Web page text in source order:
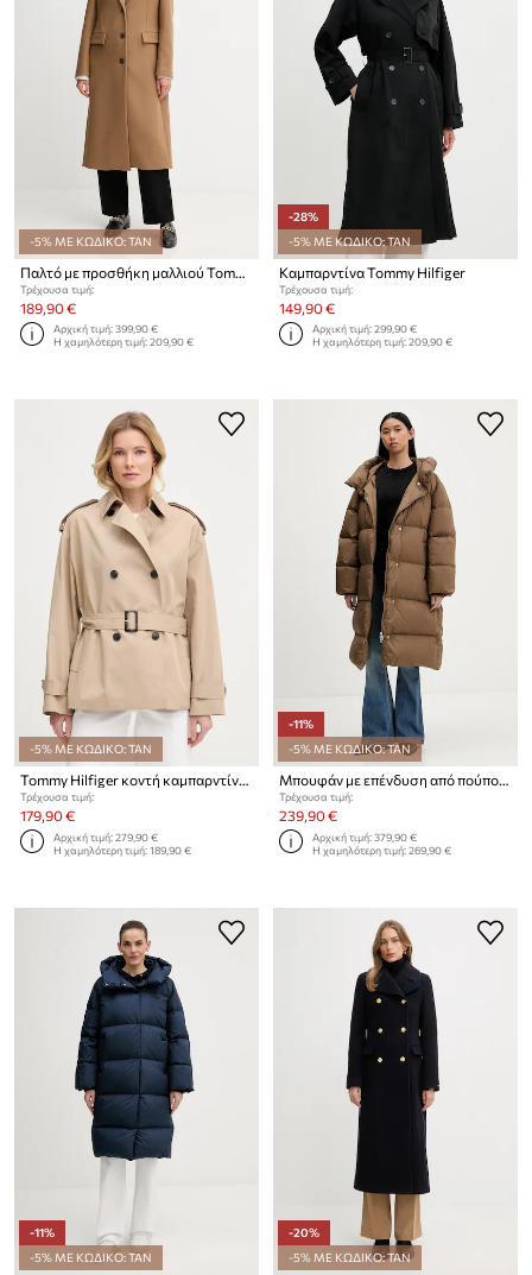
-5% ΜΕ ΚΩΔΙΚΟ: TAN
Παλτό με προσθήκη μαλλιού Tommy Hilfiger
Τρέχουσα τιμή:
189,90 €
Αρχική τιμή:399,90 €
Η χαμηλότερη τιμή:209,90 €
-28%
-5% ΜΕ ΚΩΔΙΚΟ: TAN
Καμπαρντίνα Tommy Hilfiger
Τρέχουσα τιμή:
149,90 €
Αρχική τιμή:299,90 €
Η χαμηλότερη τιμή:209,90 €
-5% ΜΕ ΚΩΔΙΚΟ: TAN
Tommy Hilfiger κοντή καμπαρντίνα γυναικεία βαμβακερή
Τρέχουσα τιμή:
179,90 €
Αρχική τιμή:279,90 €
Η χαμηλότερη τιμή:189,90 €
-11%
-5% ΜΕ ΚΩΔΙΚΟ: TAN
Μπουφάν με επένδυση από πούπουλα Tommy Hilfiger
Τρέχουσα τιμή:
239,90 €
Αρχική τιμή:379,90 €
Η χαμηλότερη τιμή:269,90 €
-11%
-5% ΜΕ ΚΩΔΙΚΟ: TAN
-20%
-5% ΜΕ ΚΩΔΙΚΟ: TAN